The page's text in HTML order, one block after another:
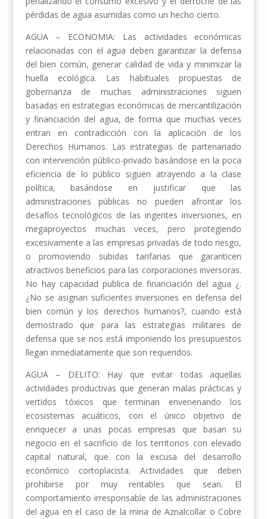
pérdidas de agua asumidas como un hecho cierto.
AGUA – ECONOMIA: Las actividades económicas
relacionadas con el agua deben garantizar la defensa
del bien común, generar calidad de vida y minimizar la
huella ecológica. Las habituales propuestas de
gobernanza de muchas administraciones siguen
basadas en estrategias económicas de mercantilización
y financiación del agua, de forma que muchas veces
entran en contradicción con la aplicación de los
Derechos Humanos. Las estrategias de partenariado
con intervención público-privado basándose en la poca
eficiencia de lo público siguen atrayendo a la clase
política, basándose en justificar que las
administraciones públicas no pueden afrontar los
desafíos tecnológicos de las ingentes inversiones, en
megaproyectos muchas veces, pero protegiendo
excesivamente a las empresas privadas de todo riesgo,
o promoviendo subidas tarifarias que garanticen
atractivos beneficios para las corporaciones inversoras.
No hay capacidad publica de financiación del agua ¿.
¿No se asignan suficientes inversiones en defensa del
bien común y los derechos humanos?, cuando está
demostrado que para las estrategias militares de
defensa que se nos está imponiendo los presupuestos
llegan inmediatamente que son requeridos.
AGUA – DELITO: Hay que evitar todas aquellas
actividades productivas que generan malas prácticas y
vertidos tóxicos que terminan envenenando los
ecosistemas acuáticos, con el único objetivo de
enriquecer a unas pocas empresas que basan su
negocio en el sacrificio de los territorios con elevado
capital natural, que con la excusa del desarrollo
económico cortoplacista. Actividades que deben
prohibirse por muy rentables que sean. El
comportamiento irresponsable de las administraciones
del agua en el caso de la mina de Aznalcollar o Cobre